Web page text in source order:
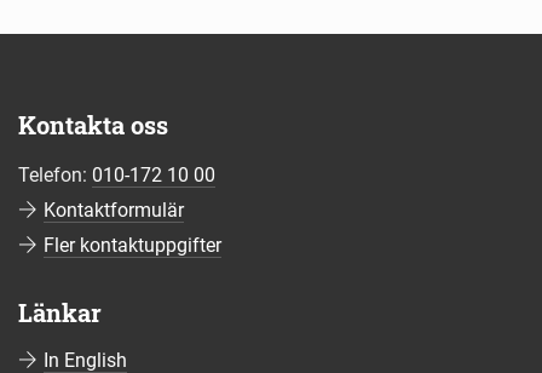
Kontakta oss
Telefon: 010-172 10 00
Kontaktformulär
Fler kontaktuppgifter
Länkar
In English